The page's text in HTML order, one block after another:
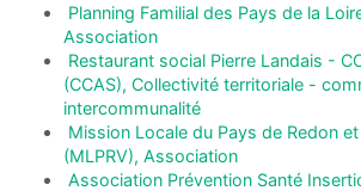
Planning Familial des Pays de la
Association
Restaurant social Pierre Landais -
(CCAS), Collectivité territoriale -
intercommunalité
Mission Locale du Pays de Redon
(MLPRV), Association
Association Prévention Santé